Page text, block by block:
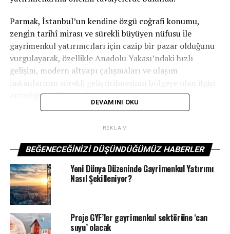
Parmak, İstanbul’un kendine özgü coğrafi konumu,
zengin tarihî mirası ve sürekli büyüyen nüfusu ile
gayrimenkul yatırımcıları için cazip bir pazar olduğunu
vurgulayarak, özellikle Anadolu Yakası’ndaki hızlı
gelişim, modern altyapı çalışmaları ve ulaşım
imkânlarının sürekli geliştirilmesinin bölgeye olan ilgiyi
artırdığına dikkat çekti.
restoranları, kafeleri ve yeşil alanları ile bilinen prestijli
bir bölge olduğunu ifade eden Parmak, bu bölgede yaşam
kalitesinin yüksek olmasının yatırımcıları çektiğini
belirtti. Aynı şekilde Anadolu Yakası’nın diğer
semtlerinde de benzer bir ilginin arttığını ve kentsel
dönüşümün hız kazanmasıyla birlikte modern konut
projelerinin bu bölgelerde yoğun bir şekilde
geliştirildiğini söyledi.
DEVAMINI OKU
REKLAM
BEĞENECEĞINIZI DÜŞÜNDÜĞÜMÜZ HABERLER
Yeni Dünya Düzeninde Gayrimenkul Yatırımı
Nasıl Şekilleniyor?
Proje GYF’ler gayrimenkul sektörüne ‘can
suyu’ olacak